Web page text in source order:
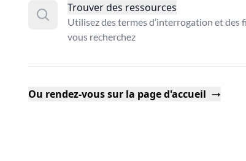
Trouver des ressources
Utilisez des termes d’interrogation et des
vous recherchez
Ou rendez-vous sur la page d'accueil